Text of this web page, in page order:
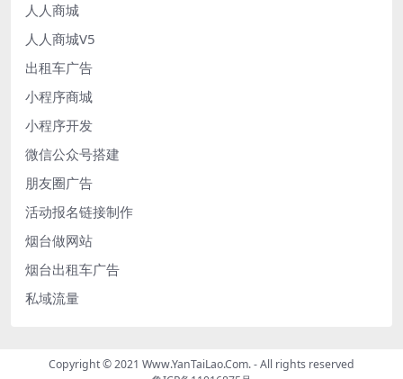
人人商城
人人商城V5
出租车广告
小程序商城
小程序开发
微信公众号搭建
朋友圈广告
活动报名链接制作
烟台做网站
烟台出租车广告
私域流量
Copyright © 2021 Www.YanTaiLao.Com. - All rights reserved